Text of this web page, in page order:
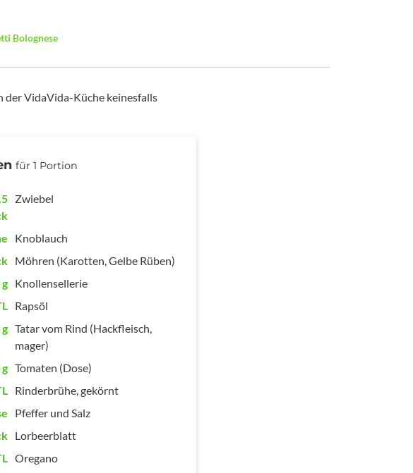
Bolognese
der VidaVida-Küche keinesfalls
für 1 Portion
Zwiebel
Knoblauch
Möhren (Karotten, Gelbe Rüben)
g Knollensellerie
Rapsöl
Tatar vom Rind (Hackfleisch,
mager)
Tomaten (Dose)
Rinderbrühe, gekörnt
Pfeffer und Salz
Lorbeerblatt
Oregano